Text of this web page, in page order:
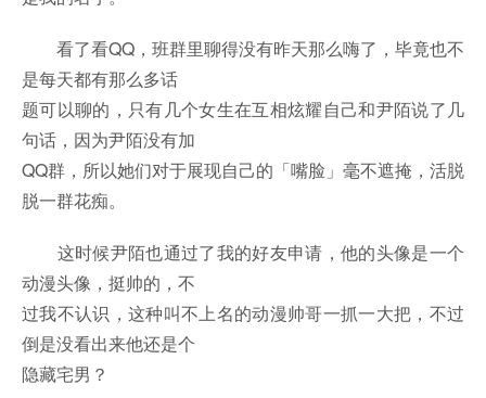
看了看QQ，班群里聊得没有昨天那么嗨了，毕竟也不
是每天都有那么多话
题可以聊的，只有几个女生在互相炫耀自己和尹陌说了几
句话，因为尹陌没有加
QQ群，所以她们对于展现自己的「嘴脸」毫不遮掩，活脱
脱一群花痴。
这时候尹陌也通过了我的好友申请，他的头像是一个
动漫头像，挺帅的，不
过我不认识，这种叫不上名的动漫帅哥一抓一大把，不过
倒是没看出来他还是个
隐藏宅男？